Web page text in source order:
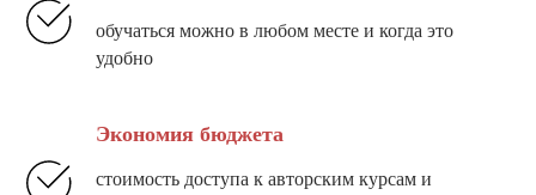
обучаться можно в любом месте и когда это
удобно
Экономия бюджета
стоимость доступа к авторским курсам и